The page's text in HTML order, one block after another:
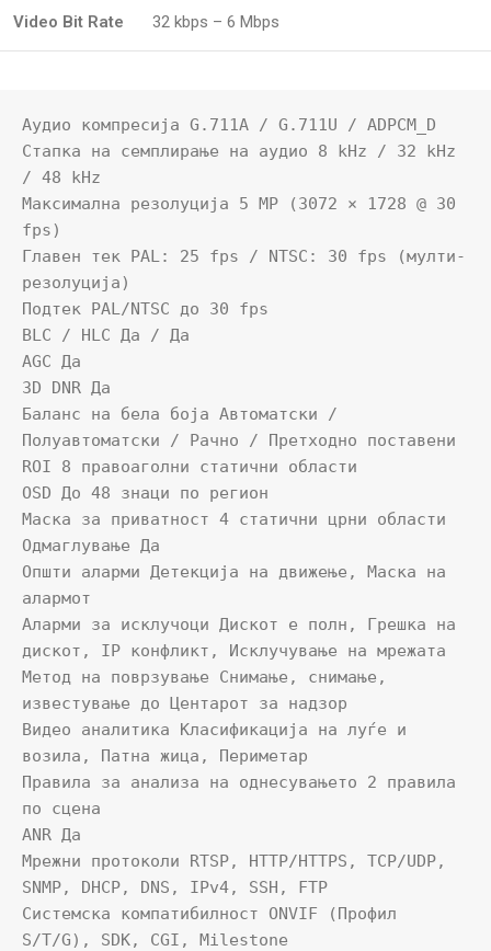
Video Bit Rate 32 kbps – 6 Mbps
Аудио компресија G.711A / G.711U / ADPCM_D
Стапка на семплирање на аудио 8 kHz / 32 kHz
/ 48 kHz
Максимална резолуција 5 MP (3072 × 1728 @ 30
fps)
Главен тек PAL: 25 fps / NTSC: 30 fps (мулти-
резолуција)
Подтек PAL/NTSC до 30 fps
BLC / HLC Да / Да
AGC Да
3D DNR Да
Баланс на бела боја Автоматски /
Полуавтоматски / Рачно / Претходно поставени
ROI 8 правоаголни статични области
OSD До 48 знаци по регион
Маска за приватност 4 статични црни области
Одмаглување Да
Општи аларми Детекција на движење, Маска на
алармот
Аларми за исклучоци Дискот е полн, Грешка на
дискот, IP конфликт, Исклучување на мрежата
Метод на поврзување Снимање, снимање,
известување до Центарот за надзор
Видео аналитика Класификација на луѓе и
возила, Патна жица, Периметар
Правила за анализа на однесувањето 2 правила
по сцена
ANR Да
Мрежни протоколи RTSP, HTTP/HTTPS, TCP/UDP,
SNMP, DHCP, DNS, IPv4, SSH, FTP
Системска компатибилност ONVIF (Профил
S/T/G), SDK, CGI, Milestone